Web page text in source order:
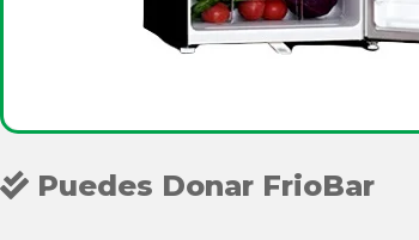
Puedes Donar FrioBar